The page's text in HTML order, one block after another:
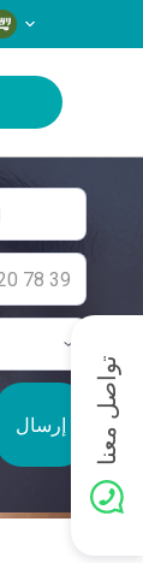
اللغات
إرسال تواصل معنا